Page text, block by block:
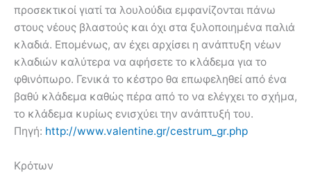
προσεκτικοί γιατί τα λουλούδια εμφανίζονται πάνω
στους νέους βλαστούς και όχι στα ξυλοποιημένα παλιά
κλαδιά. Επομένως, αν έχει αρχίσει η ανάπτυξη νέων
κλαδιών καλύτερα να αφήσετε το κλάδεμα για το
φθινόπωρο. Γενικά το κέστρο θα επωφεληθεί από ένα
βαθύ κλάδεμα καθώς πέρα από το να ελέγχει το σχήμα,
το κλάδεμα κυρίως ενισχύει την ανάπτυξή του.
Πηγή: http://www.valentine.gr/cestrum_gr.php
Kρότων